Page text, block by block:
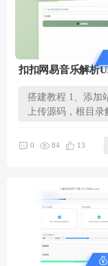
扣扣网易音乐解析
自适应双端
搭建教程 1、添加
上传源码，根目录
0 84 13